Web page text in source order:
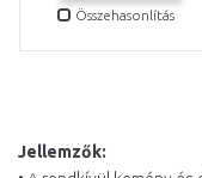
Összehasonlítás
Jellemzők: